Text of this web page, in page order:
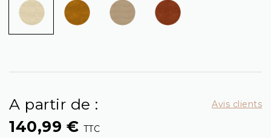
A partir de :
140,99 € TTC
Avis clients